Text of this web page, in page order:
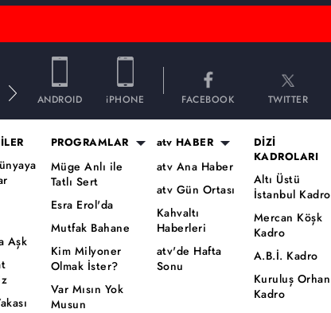
ANDROID iPHONE FACEBOOK TWITTER
Aşk
PROGRAMLAR
Müge Anlı ile
Tatlı Sert
Esra Erol'da
Mutfak Bahane
Kim Milyoner
Olmak İster?
Var Mısın Yok
Musun
atv HABER
atv Ana Haber
atv Gün Ortası
Kahvaltı
Haberleri
atv'de Hafta
Sonu
DİZİ
KADROLARI
Altı Üstü
İstanbul Kadro
Mercan Köşk
Kadro
A.B.İ. Kadro
Kuruluş Orhan
Kadro